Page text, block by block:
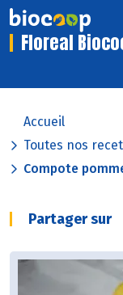
Floreal
Accueil
Toutes nos
Compote
Partager sur